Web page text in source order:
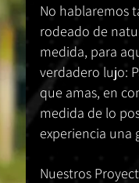
No hablaremos
rodeado de
medida, para
verdadero lujo:
que amas, en
medida de lo
experiencia una
Nuestros